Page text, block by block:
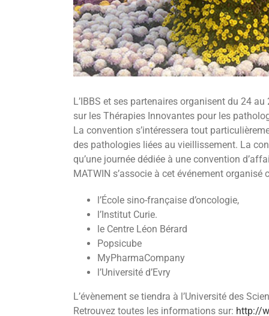
L’IBBS et ses partenaires organisent du 24
sur les Thérapies Innovantes pour les
La convention s’intéressera tout
des pathologies liées au vieillissement. La
qu’une journée dédiée à une convention
MATWIN s’associe à cet événement organisé
l’École sino-française d’oncologie,
l’Institut Curie.
le Centre Léon Bérard
Popsicube
MyPharmaCompany
l’Université d’Evry
L’évènement se tiendra à l’Université des
Retrouvez toutes les informations sur: http://